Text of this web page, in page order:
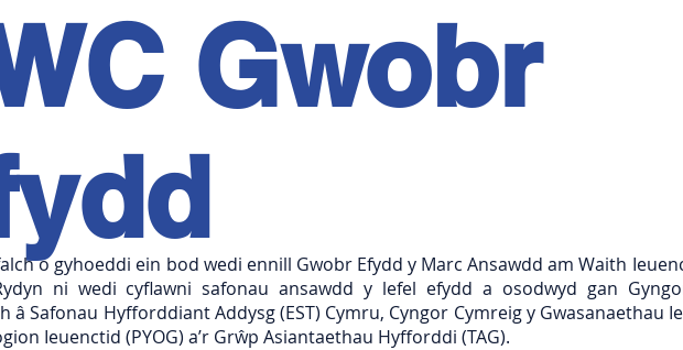
Gwobr
o gyhoeddi ein bod wedi ennill Gwobr Efydd y Marc Ansawdd am Waith
ni wedi cyflawni safonau ansawdd y lefel efydd a osodwyd gan
â Safonau Hyfforddiant Addysg (EST) Cymru, Cyngor Cymreig y Gwasanaethau
Ieuenctid (PYOG) a’r Grŵp Asiantaethau Hyfforddi (TAG).